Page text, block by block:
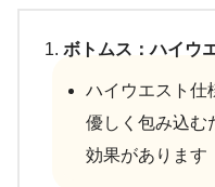
ボトムス：ハイウ
ハイウエスト仕
優しく包み込む
効果があります